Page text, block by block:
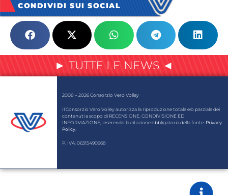
CONDIVIDI SUI SOCIAL
► TUTTE LE NEWS ◄
2008 – 2026 Consorzio Vero Volley
Il Consorzio Vero Volley autorizza la riproduzione totale e/o parziale dei
contenuti a scopo di RECENSIONE, CONDIVISIONE ED
INFORMAZIONE, inserendo la citazione obbligatoria della fonte. Privacy
Policy
P. IVA: 06315490968